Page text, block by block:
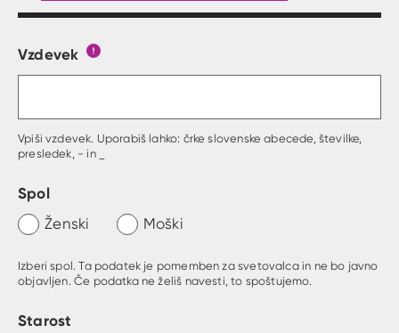
Obrazec, kjer lahko zastaviš vprašanje
Vzdevek
Vpiši vzdevek. Uporabiš lahko: črke slovenske abecede, številke,
presledek, - in _
Spol
Ženski Moški
Izberi spol. Ta podatek je pomemben za svetovalca in ne bo javno
objavljen. Če podatka ne želiš navesti, to spoštujemo.
Starost